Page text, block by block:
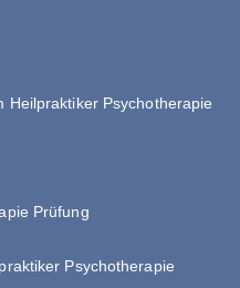
Heilpraktiker Psychotherapie
Prüfung
Psychotherapie